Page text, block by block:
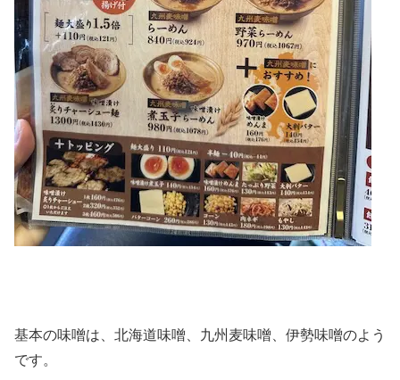
基本の味噌は、北海道味噌、九州麦味噌、伊勢味噌のよう
です。